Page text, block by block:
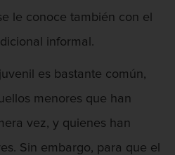
de edad
de DUI
de DUI
le conoce también con el
informal.
es bastante común,
menores que han
vez, y quienes han
Sin embargo, para que el